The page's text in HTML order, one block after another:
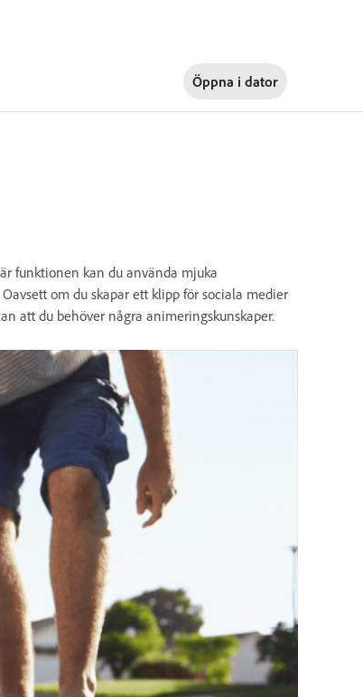
Öppna i dator
funktionen kan du använda mjuka
om du skapar ett klipp för sociala medier
att du behöver några animeringskunskaper.